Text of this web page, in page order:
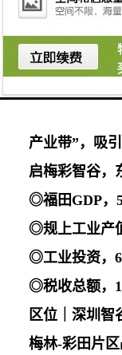
产业带”，吸
启梅彩智谷，
◎福田GDP，
◎规上工业产
◎工业投资，
◎税收总额，
区位｜ 深圳智
梅林-彩田片